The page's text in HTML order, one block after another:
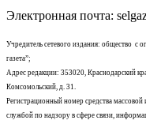
Электронная почта:
Учредитель сетевого издания: общество с
газета”;
Адрес редакции: 353020, Краснодарский
Комсомольский, д. 31.
Регистрационный номер средства
службой по надзору в сфере связи,